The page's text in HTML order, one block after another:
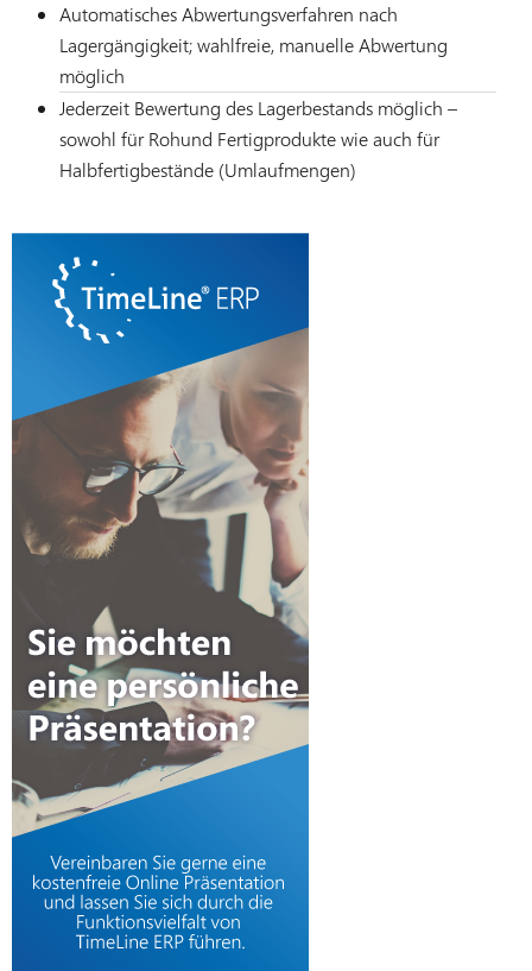
Automatisches Abwertungsverfahren nach
Lagergängigkeit; wahlfreie, manuelle Abwertung
möglich
Jederzeit Bewertung des Lagerbestands möglich –
sowohl für Rohund Fertigprodukte wie auch für
Halbfertigbestände (Umlaufmengen)